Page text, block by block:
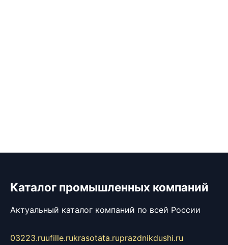
Каталог промышленных компаний
Актуальный каталог компаний по всей России
03223.ruufille.rukrasotata.ruprazdnikdushi.ru